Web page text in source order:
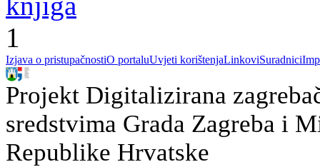
1
Izjava o pristupačnostiO portaluUvjeti korištenjaLinkoviSuradnici
Projekt Digitalizirana
sredstvima Grada Zagreba i
Republike Hrvatske